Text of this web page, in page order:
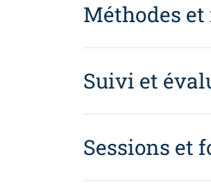
Méthodes
Suivi et
Sessions et